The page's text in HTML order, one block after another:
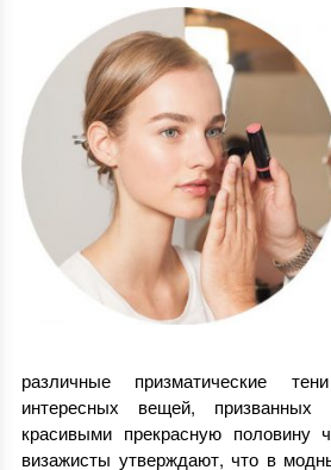
различные призматические
интересных вещей,
красивыми прекрасную половину
визажисты утверждают, что в